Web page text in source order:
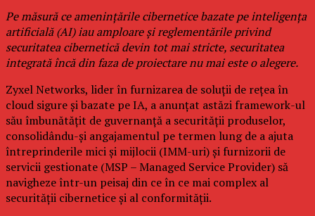
Pe măsură ce amenințările cibernetice bazate pe inteligența
artificială (AI) iau amploare și reglementările privind
securitatea cibernetică devin tot mai stricte, securitatea
integrată încă din faza de proiectare nu mai este o alegere.
Zyxel Networks, lider în furnizarea de soluții de rețea în
cloud sigure și bazate pe IA, a anunțat astăzi framework-ul
său îmbunătățit de guvernanță a securității produselor,
consolidându-și angajamentul pe termen lung de a ajuta
întreprinderile mici și mijlocii (IMM-uri) și furnizorii de
servicii gestionate (MSP – Managed Service Provider) să
navigheze într-un peisaj din ce în ce mai complex al
securității cibernetice și al conformității.